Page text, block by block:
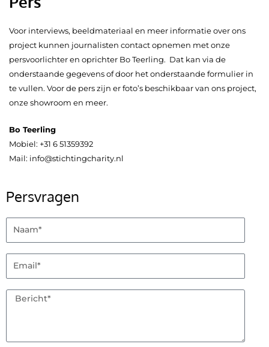
Voor interviews, beeldmateriaal en meer informatie over ons
project kunnen journalisten contact opnemen met onze
persvoorlichter en oprichter Bo Teerling. Dat kan via de
onderstaande gegevens of door het onderstaande formulier in
te vullen. Voor de pers zijn er foto’s beschikbaar van ons project,
onze showroom en meer.
Bo Teerling
Mobiel: +31 6 51359392
Mail: info@stichtingcharity.nl
Persvragen